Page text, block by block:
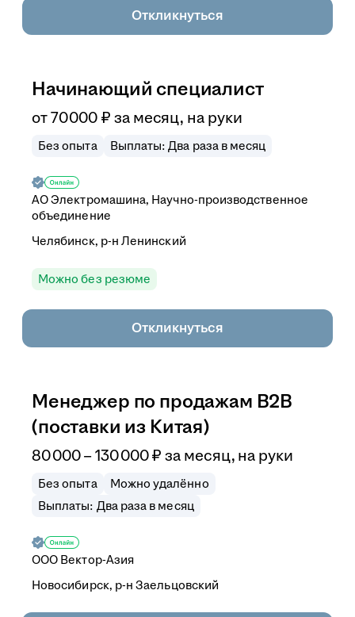
Откликнуться
Начинающий специалист
от70 000 ₽ за месяц, на руки
Без опыта Выплаты: Два раза в месяц
АОЭлектромашина, Научно-производственное
объединение
Челябинск, р-н Ленинский
Можно без резюме
Откликнуться
Менеджер по продажам B2B
(поставки из Китая)
80 000–130 000₽ за месяц, на руки
Без опыта
Можно удалённо
Выплаты: Два раза в месяц
ООО Вектор-Азия
Новосибирск, р-н Заельцовский